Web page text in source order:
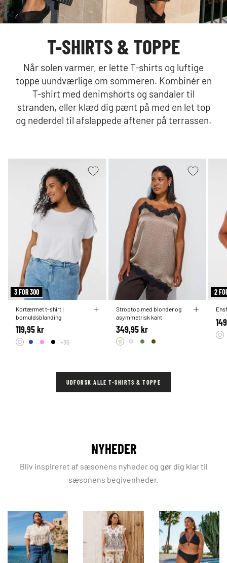
T-SHIRTS & TOPPE
Når solen varmer, er lette T-shirts og luftige
toppe uundværlige om sommeren. Kombinér en
T-shirt med denimshorts og sandaler til
stranden, eller klæd dig pænt på med en let top
og nederdel til afslappede aftener på terrassen.
3 FOR 300
Kortærmet t-shirt i
bomuldsblanding
119,95 kr
+35
Stroptop med blonder og
asymmetrisk kant
349,95 kr
2
UDFORSK ALLE T-SHIRTS & TOPPE
NYHEDER
Bliv inspireret af sæsonens nyheder og gør dig klar til
sæsonens begivenheder.